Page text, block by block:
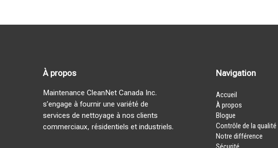
À propos
Maintenance CleanNet Canada Inc.
s’engage à fournir une variété de
services de nettoyage à nos clients
commerciaux, résidentiels et industriels.
Navigation
Accueil
À propos
Blogue
Contrôle de la qualité
Notre différence